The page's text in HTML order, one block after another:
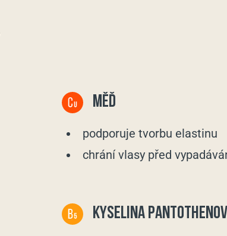
MĚĎ
podporuje tvorbu elastinu
chrání vlasy před
KYSELINA